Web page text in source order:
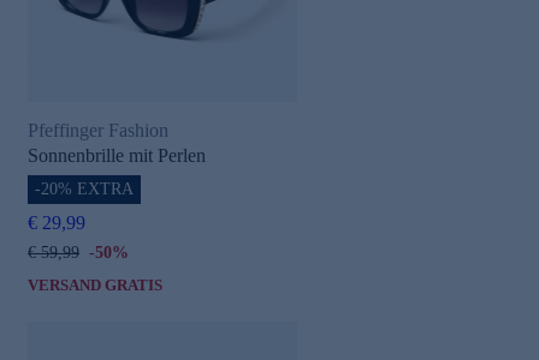
Pfeffinger Fashion
Sonnenbrille mit Perlen
-20% EXTRA
€ 29,99
€ 59,99 -50%
VERSAND GRATIS